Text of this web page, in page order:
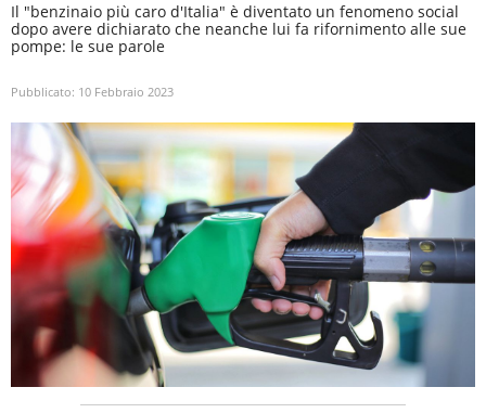
Il "benzinaio più caro d'Italia" è diventato un fenomeno social
dopo avere dichiarato che neanche lui fa rifornimento alle sue
pompe: le sue parole
Pubblicato: 10 Febbraio 2023